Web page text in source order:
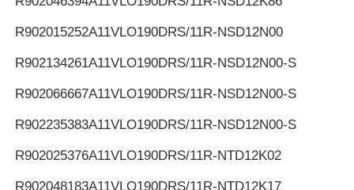
R902015252A11VLO190DRS/11R-NSD12N00
R902134261A11VLO190DRS/11R-NSD12N00-S
R902066667A11VLO190DRS/11R-NSD12N00-S
R902235383A11VLO190DRS/11R-NSD12N00-S
R902025376A11VLO190DRS/11R-NTD12K02
R902048183A11VLO190DRS/11R-NTD12K17